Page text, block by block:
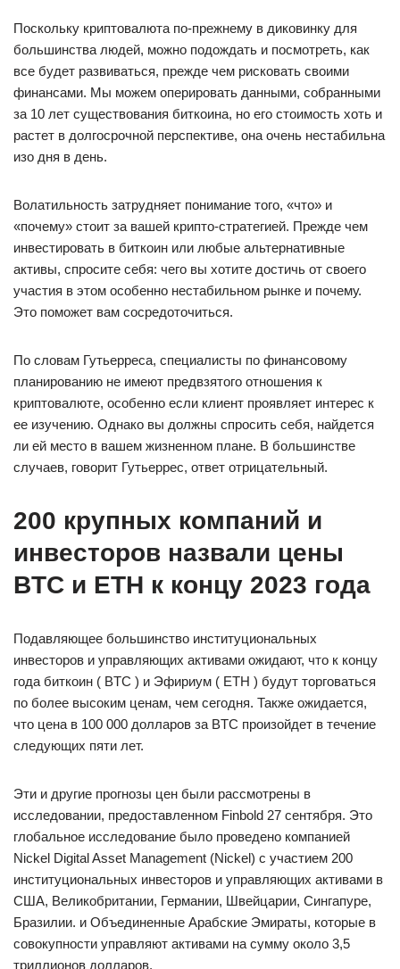
Поскольку криптовалюта по-прежнему в диковинку для
большинства людей, можно подождать и посмотреть, как
все будет развиваться, прежде чем рисковать своими
финансами. Мы можем оперировать данными, собранными
за 10 лет существования биткоина, но его стоимость хоть и
растет в долгосрочной перспективе, она очень нестабильна
изо дня в день.
Волатильность затрудняет понимание того, «что» и
«почему» стоит за вашей крипто-стратегией. Прежде чем
инвестировать в биткоин или любые альтернативные
активы, спросите себя: чего вы хотите достичь от своего
участия в этом особенно нестабильном рынке и почему.
Это поможет вам сосредоточиться.
По словам Гутьерреса, специалисты по финансовому
планированию не имеют предвзятого отношения к
криптовалюте, особенно если клиент проявляет интерес к
ее изучению. Однако вы должны спросить себя, найдется
ли ей место в вашем жизненном плане. В большинстве
случаев, говорит Гутьеррес, ответ отрицательный.
200 крупных компаний и
инвесторов назвали цены
BTC и ETH к концу 2023 года
Подавляющее большинство институциональных
инвесторов и управляющих активами ожидают, что к концу
года биткоин ( BTC ) и Эфириум ( ETH ) будут торговаться
по более высоким ценам, чем сегодня. Также ожидается,
что цена в 100 000 долларов за BTC произойдет в течение
следующих пяти лет.
Эти и другие прогнозы цен были рассмотрены в
исследовании, предоставленном Finbold 27 сентября. Это
глобальное исследование было проведено компанией
Nickel Digital Asset Management (Nickel) с участием 200
институциональных инвесторов и управляющих активами в
США, Великобритании, Германии, Швейцарии, Сингапуре,
Бразилии. и Объединенные Арабские Эмираты, которые в
совокупности управляют активами на сумму около 3,5
триллионов долларов.